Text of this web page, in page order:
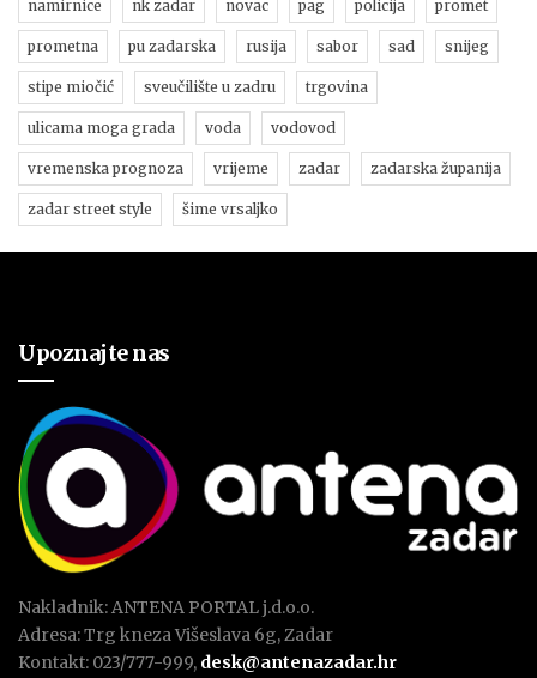
namirnice nk zadar novac pag policija promet
prometna pu zadarska rusija sabor sad snijeg
stipe miočić sveučilište u zadru trgovina
ulicama moga grada voda vodovod
vremenska prognoza vrijeme zadar zadarska županija
zadar street style šime vrsaljko
Upoznajte nas
Nakladnik: ANTENA PORTAL j.d.o.o.
Adresa: Trg kneza Višeslava 6g, Zadar
Kontakt: 023/777-999, desk@antenazadar.hr